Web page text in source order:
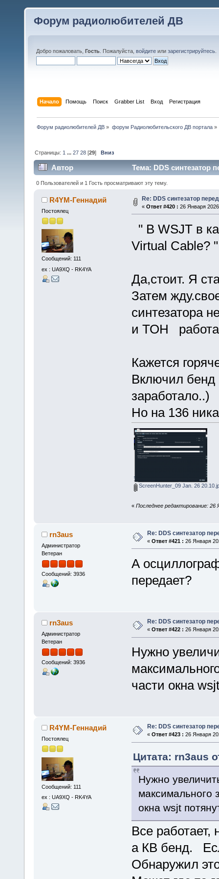
Форум радиолюбителей ДВ
Добро пожаловать, Гость . Пожалуйста, войдите или зарегистрируйтесь
Начало Помощь Поиск Grabber List Вход Регистрация
Форум радиолюбителей ДВ » форум Радиолюбительского ДВ портала»
Страницы: 1 ...27 28 [29]Вниз
Автор Тема: DDS синтезатор
0 Пользователей и 1 Гость просматривают эту тему.
R4YM-Геннадий
Постоялец
Сообщений: 111
ex : UA9XQ - RK4YA
Re: DDS синтезатор
« Ответ #420 : 26 Января
" В WSJT в
Virtual Cable? "
Да,стоит. Я
Затем
синтезатора
и ТОН
Кажется
Включил
заработало..)
Но на 136
ScreenHunter_09 Jan. 26
« Последнее редактирование: 26
rn3aus
Администратор
Ветеран
Сообщений: 3936
Re: DDS синтезатор
« Ответ #421 : 26 Января
А
передает?
rn3aus
Администратор
Ветеран
Сообщений: 3936
Re: DDS синтезатор
« Ответ #422 : 26 Января
Нужно
части окна
R4YM-Геннадий
Постоялец
Сообщений: 111
ex : UA9XQ - RK4YA
Re: DDS синтезатор
« Ответ #423 : 26 Января
Цитата: rn3aus
Нужно
максимального
окна wsjt
Все работает,
а КВ бенд.
Обнаружил